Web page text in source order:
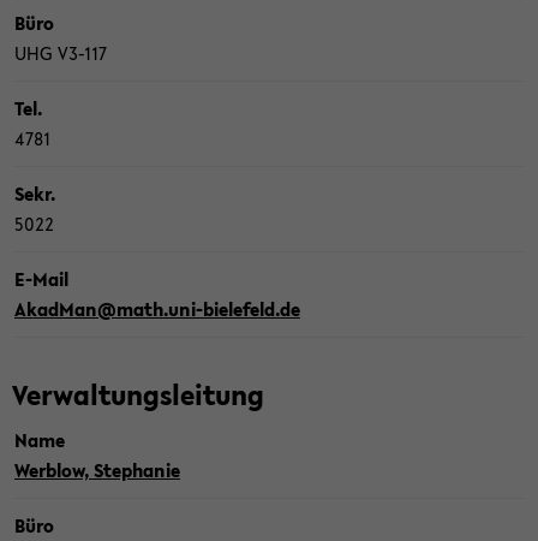
Büro
UHG V3-​117
Tel.
4781
Sekr.
5022
E-​Mail
Akad­Man@math.uni-​bielefeld.de
Ver­wal­tungs­lei­tung
Name
Werblow, Ste­pha­nie
Büro